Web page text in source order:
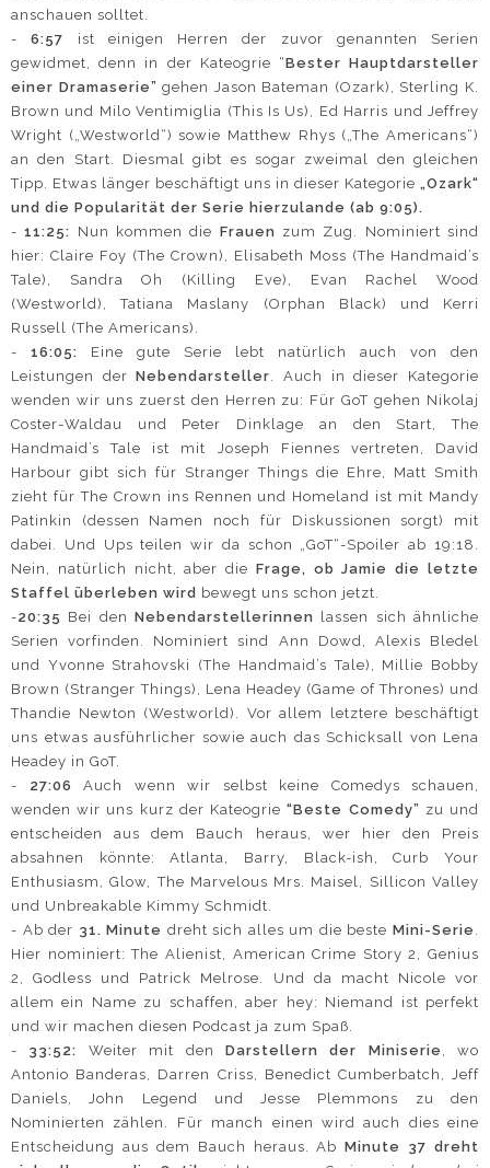
anschauen solltet.
-6:57 ist einigen Herren der zuvor genannten Serien
gewidmet, denn in der Kateogrie “Bester Hauptdarsteller
einer Dramaserie” gehen Jason Bateman (Ozark), Sterling K.
Brown und Milo Ventimiglia (This Is Us), Ed Harris und Jeffrey
Wright („Westworld“) sowie Matthew Rhys („The Americans“)
an den Start. Diesmal gibt es sogar zweimal den gleichen
Tipp. Etwas länger beschäftigt uns in dieser Kategorie „Ozark“
und die Popularität der Serie hierzulande (ab 9:05).
- 11:25: Nun kommen die Frauen zum Zug. Nominiert sind
hier: Claire Foy (The Crown), Elisabeth Moss (The Handmaid’s
Tale), Sandra Oh (Killing Eve), Evan Rachel Wood
(Westworld), Tatiana Maslany (Orphan Black) und Kerri
Russell (The Americans).
- 16:05: Eine gute Serie lebt natürlich auch von den
Leistungen derNebendarsteller . Auch in dieser Kategorie
wenden wir uns zuerst den Herren zu: Für GoT gehen Nikolaj
Coster-Waldau und Peter Dinklage an den Start, The
Handmaid’s Tale ist mit Joseph Fiennes vertreten, David
Harbour gibt sich für Stranger Things die Ehre, Matt Smith
zieht für The Crown ins Rennen und Homeland ist mit Mandy
Patinkin (dessen Namen noch für Diskussionen sorgt) mit
dabei. Und Ups teilen wir da schon „GoT“-Spoiler ab 19:18.
Nein, natürlich nicht, aber die Frage, ob Jamie die letzte
Staffel überleben wird bewegt uns schon jetzt.
-20:35 Bei denNebendarstellerinnen lassen sich ähnliche
Serien vorfinden. Nominiert sind Ann Dowd, Alexis Bledel
und Yvonne Strahovski (The Handmaid’s Tale), Millie Bobby
Brown (Stranger Things), Lena Headey (Game of Thrones) und
Thandie Newton (Westworld). Vor allem letztere beschäftigt
uns etwas ausführlicher sowie auch das Schicksall von Lena
Headey in GoT.
- 27:06 Auch wenn wir selbst keine Comedys schauen,
wenden wir uns kurz der Kateogrie“Beste Comedy” zu und
entscheiden aus dem Bauch heraus, wer hier den Preis
absahnen könnte: Atlanta, Barry, Black-ish, Curb Your
Enthusiasm, Glow, The Marvelous Mrs. Maisel, Sillicon Valley
und Unbreakable Kimmy Schmidt.
- Ab der 31. Minute dreht sich alles um die besteMini-Serie
Hier nominiert: The Alienist, American Crime Story 2, Genius
2, Godless und Patrick Melrose. Und da macht Nicole vor
allem ein Name zu schaffen, aber hey: Niemand ist perfekt
und wir machen diesen Podcast ja zum Spaß.
- 33:52: Weiter mit den Darstellern der Miniserie
, wo
Antonio Banderas, Darren Criss, Benedict Cumberbatch, Jeff
Daniels, John Legend und Jesse Plemmons zu den
Nominierten zählen. Für manch einen wird auch dies eine
Entscheidung aus dem Bauch heraus. Ab Minute 37 dreht